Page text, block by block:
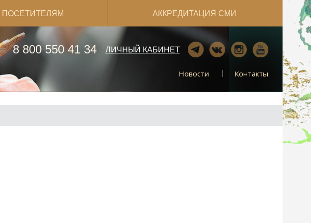
ПОСЕТИТЕЛЯМ АККРЕДИТАЦИЯ СМИ
8 800 550 41 34 ЛИЧНЫЙ КАБИНЕТ
Новости Контакты